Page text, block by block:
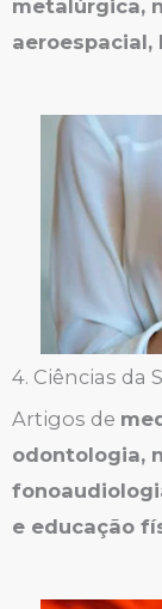
metalúrgica,
aeroespacial,
4. Ciências da
Artigos de
odontologia,
e educação